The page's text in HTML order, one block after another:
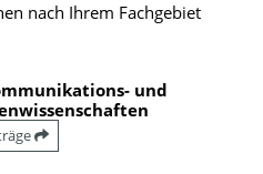
nach Ihrem Fachgebiet
und